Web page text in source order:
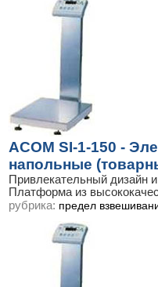
ACOM SI-1-150 -
напольные
Привлекательный дизайн
Платформа из
рубрика: предел